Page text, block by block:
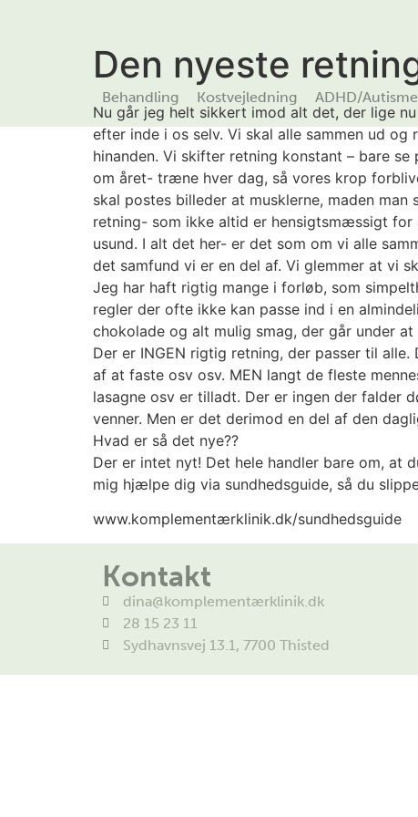
Behandling Kostvejledning ADHD/Autisme
Den nyeste
Nu går jeg helt sikkert imod alt det, der lige
efter inde i os selv. Vi skal alle sammen ud
hinanden. Vi skifter retning konstant – bare
om året- træne hver dag, så vores krop
skal postes billeder at musklerne, maden
retning- som ikke altid er hensigtsmæssigt for
usund. I alt det her- er det som om vi alle
det samfund vi er en del af. Vi glemmer at vi
Jeg har haft rigtig mange i forløb, som
regler der ofte ikke kan passe ind i en
chokolade og alt mulig smag, der går under
Der er INGEN rigtig retning, der passer til
af at faste osv osv. MEN langt de fleste
lasagne osv er tilladt. Der er ingen der falder
venner. Men er det derimod en del af den
Hvad er så det nye??
Der er intet nyt! Det hele handler bare om, at
mig hjælpe dig via sundhedsguide, så du
www.komplementærklinik.dk/sundhedsguide
Kontakt
dina@komplementærklinik.dk
28 15 23 11
Sydhavnsvej 13.1, 7700 Thisted